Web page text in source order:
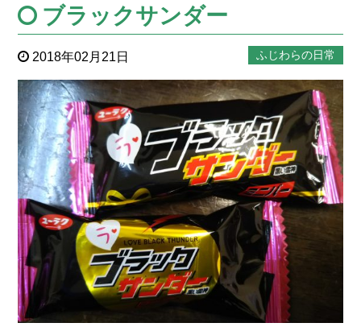
ブラックサンダー
2018年02月21日 ふじわらの日常